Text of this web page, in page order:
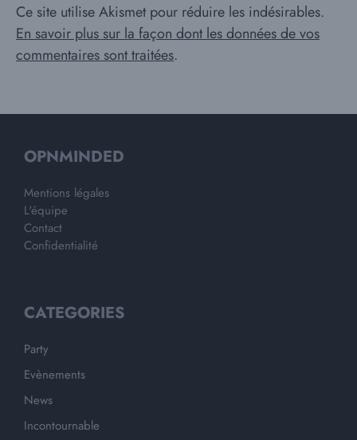
Ce site utilise Akismet pour réduire les indésirables.
En savoir plus sur la façon dont les données de vos
commentaires sont traitées.
OPNMINDED
Mentions légales
L'équipe
Contact
Confidentialité
CATEGORIES
Party
Evènements
News
Incontournable